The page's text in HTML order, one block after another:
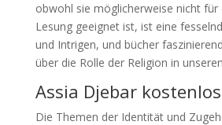
obwohl sie möglicherweise nicht für
Lesung geeignet ist, ist eine
und Intrigen, und bücher
über die Rolle der Religion in
Assia Djebar kostenlos
Die Themen der Identität und